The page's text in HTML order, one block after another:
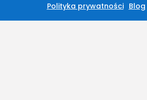
Polityka prywatności Blog